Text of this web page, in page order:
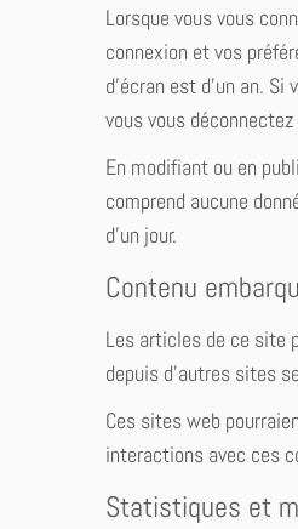
Lorsque vous vous
connexion et vos
d’écran est d’un an.
vous vous
En modifiant ou en
comprend aucune
d’un jour.
Contenu
Les articles de ce site
depuis d’autres sites
Ces sites web
interactions avec ces
Statistiques et